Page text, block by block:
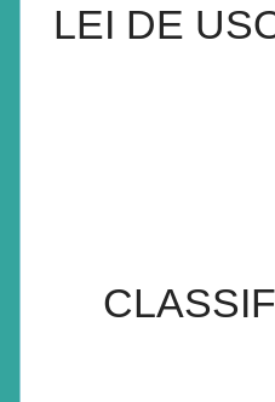
LEI DE